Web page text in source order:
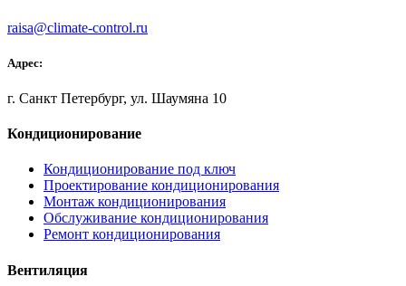
raisa@climate-control.ru
Адрес:
г. Санкт Петербург, ул. Шаумяна 10
Кондиционирование
Кондиционирование под ключ
Проектирование кондиционирования
Монтаж кондиционирования
Обслуживание кондиционирования
Ремонт кондиционирования
Вентиляция